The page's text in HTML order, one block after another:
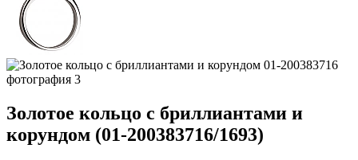
Золотое кольцо с бриллиантами и
корундом (01-200383716/1693)